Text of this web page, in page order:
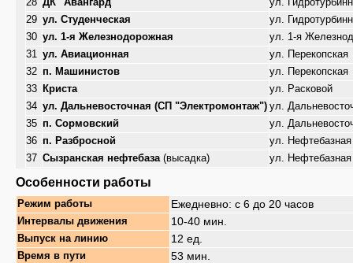
28 ДК "Авангард"
ул.
29 ул. Студенческая
ул.
30 ул. 1-я Железнодорожная
ул. 1-я
31 ул. Авиационная
ул. Перекопская
32 п. Машинистов
ул. Перекопская
33
Криста
ул. Расковой
34 ул. Дальневосточная (СП "Электромонтаж") ул.
35 п. Сормовский
ул.
36 п. Разбросной
ул. Нефтебазная
37 Сызранская нефтебаза(высадка) ул. Нефтебазная
Особенности работы
Режим работы Ежедневно: с 6 до 20 часов
Интервалы движения 10-40 мин.
Выпуск на линию 12 ед.
Время в пути 53 мин.